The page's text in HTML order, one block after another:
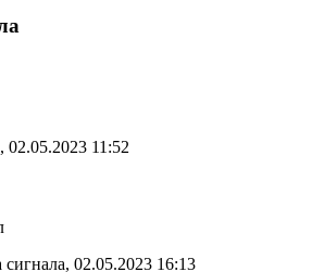
02.05.2023 11:52
, 02.05.2023 16:13